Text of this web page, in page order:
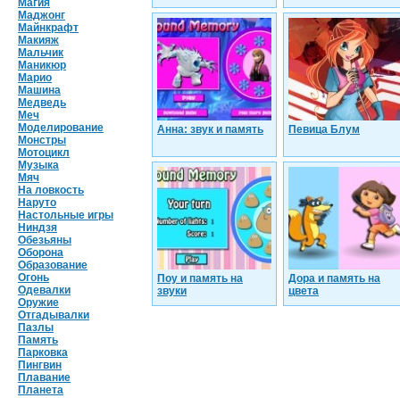
Магия
Маджонг
Майнкрафт
Макияж
Мальчик
Маникюр
Марио
Машина
Медведь
Меч
Моделирование
Монстры
Мотоцикл
Музыка
Мяч
На ловкость
Наруто
Настольные игры
Ниндзя
Обезьяны
Оборона
Образование
Огонь
Одевалки
Оружие
Отгадывалки
Пазлы
Память
Парковка
Пингвин
Плавание
Планета
Анна: звук и память Певица Блум
Поу и память на
звуки
Дора и память на
цвета